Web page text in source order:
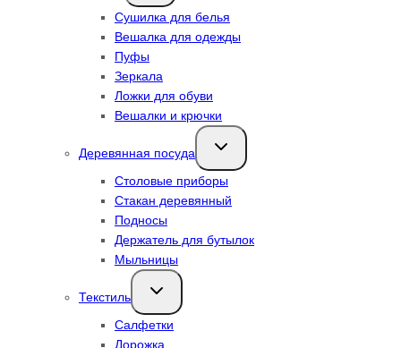
Сушилка для белья
Вешалка для одежды
Пуфы
Зеркала
Ложки для обуви
Вешалки и крючки
Деревянная посуда
Переключить
дочернее
Столовые приборы
Стакан деревянный
Подносы
Держатель для бутылок
Мыльницы
Текстиль
Переключить
дочернее
Салфетки
Дорожка